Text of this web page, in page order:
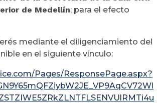
de Medellín; para el efecto
mediante el diligenciamiento del
en el siguiente vínculo:
Pages/ResponsePage.aspx?